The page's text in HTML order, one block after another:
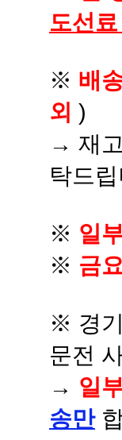
도선
※ 배
외 )
→ 재
탁드
※ 일
※ 금
※ 경
문전
→ 일
송만